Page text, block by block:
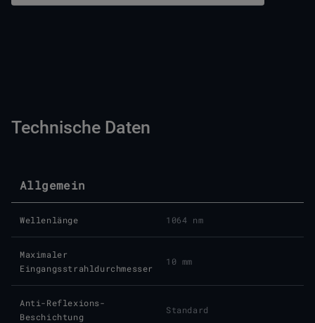
Technische Daten
Allgemein
Wellenlänge 1064 nm
Maximaler
Eingangsstrahldurchmesser
10 mm
Anti-Reflexions-
Beschichtung
Standard